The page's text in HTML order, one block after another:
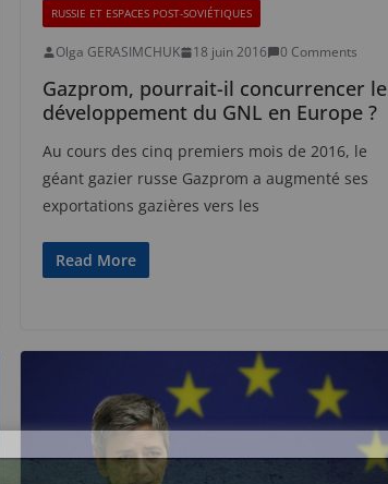
RUSSIE ET ESPACES POST-SOVIÉTIQUES
Olga GERASIMCHUK 18 juin 2016 0 Comments
Gazprom, pourrait-il concurrencer le
développement du GNL en Europe ?
Au cours des cinq premiers mois de 2016, le
géant gazier russe Gazprom a augmenté ses
exportations gazières vers les
Read More